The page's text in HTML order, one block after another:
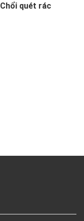
Chổi quét rác